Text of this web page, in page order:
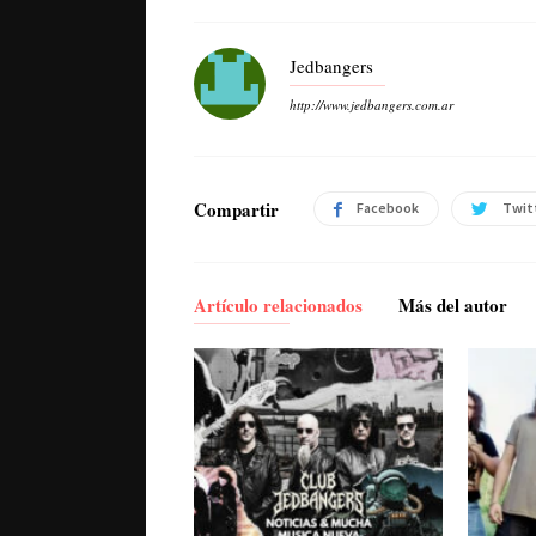
Jedbangers
http://www.jedbangers.com.ar
Compartir Facebook
Artículo relacionados Más del autor